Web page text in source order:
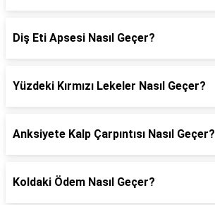
Diş Eti Apsesi Nasıl Geçer?
Yüzdeki Kırmızı Lekeler Nasıl Geçer?
Anksiyete Kalp Çarpıntısı Nasıl Geçer?
Koldaki Ödem Nasıl Geçer?